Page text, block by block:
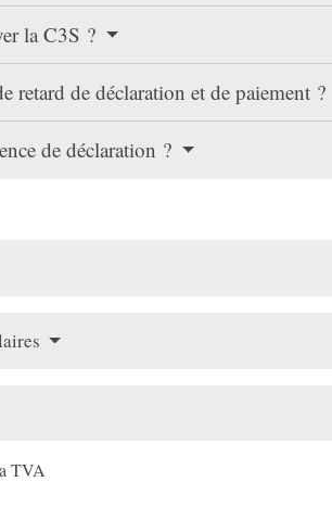
la C3S ?
retard de déclaration et de paiement ?
de déclaration ?
TVA